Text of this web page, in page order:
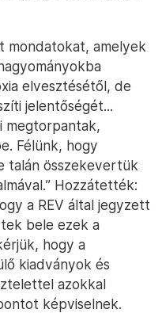
mondatokat, amelyek
elvesztésétől, de
jelentőségét...
megtorpantak,
Félünk, hogy
talán összekevertük
Hozzátették:
a REV által jegyzett
bele ezek a
hogy a
kiadványok és
azokkal
képviselnek.